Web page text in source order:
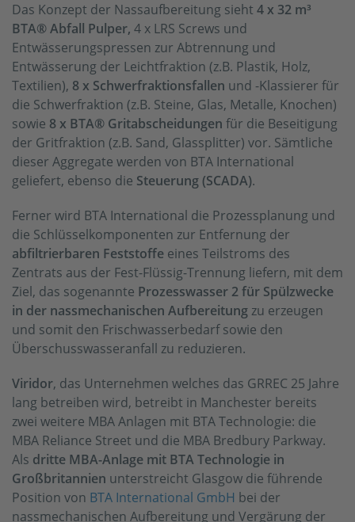
Das Konzept der Nassaufbereitung sieht 4 x 32 m³
BTA® Abfall Pulper, 4 x LRS Screws und
Entwässerungspressen zur Abtrennung und
Entwässerung der Leichtfraktion (z.B. Plastik, Holz,
Textilien), 8 x Schwerfraktionsfallen und -Klassierer für
die Schwerfraktion (z.B. Steine, Glas, Metalle, Knochen)
sowie 8 x BTA® Gritabscheidungen für die Beseitigung
der Gritfraktion (z.B. Sand, Glassplitter) vor. Sämtliche
dieser Aggregate werden von BTA International
geliefert, ebenso die Steuerung (SCADA).
Ferner wird BTA International die Prozessplanung und
die Schlüsselkomponenten zur Entfernung der
abfiltrierbaren Feststoffe eines Teilstroms des
Zentrats aus der Fest-Flüssig-Trennung liefern, mit dem
Ziel, das sogenannte Prozesswasser 2 für Spülzwecke
in der nassmechanischen Aufbereitung zu erzeugen
und somit den Frischwasserbedarf sowie den
Überschusswasseranfall zu reduzieren.
Viridor, das Unternehmen welches das GRREC 25 Jahre
lang betreiben wird, betreibt in Manchester bereits
zwei weitere MBA Anlagen mit BTA Technologie: die
MBA Reliance Street und die MBA Bredbury Parkway.
Als dritte MBA-Anlage mit BTA Technologie in
Großbritannien unterstreicht Glasgow die führende
Position von BTA International GmbH bei der
nassmechanischen Aufbereitung und Vergärung der